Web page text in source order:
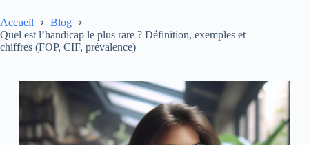
Accueil
Blog
Quel est l’handicap le plus rare ? Définition, exemples et
chiffres (FOP, CIF, prévalence)